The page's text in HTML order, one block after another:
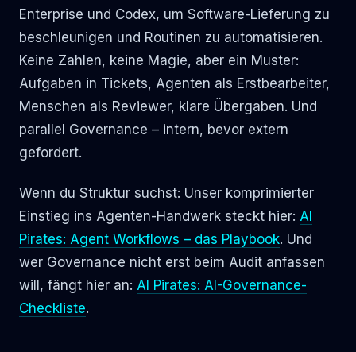
Enterprise und Codex, um Software-Lieferung zu
beschleunigen und Routinen zu automatisieren.
Keine Zahlen, keine Magie, aber ein Muster:
Aufgaben in Tickets, Agenten als Erstbearbeiter,
Menschen als Reviewer, klare Übergaben. Und
parallel Governance – intern, bevor extern
gefordert.
Wenn du Struktur suchst: Unser komprimierter
Einstieg ins Agenten-Handwerk steckt hier: AI
Pirates: Agent Workflows – das Playbook. Und
wer Governance nicht erst beim Audit anfassen
will, fängt hier an: AI Pirates: AI-Governance-
Checkliste.